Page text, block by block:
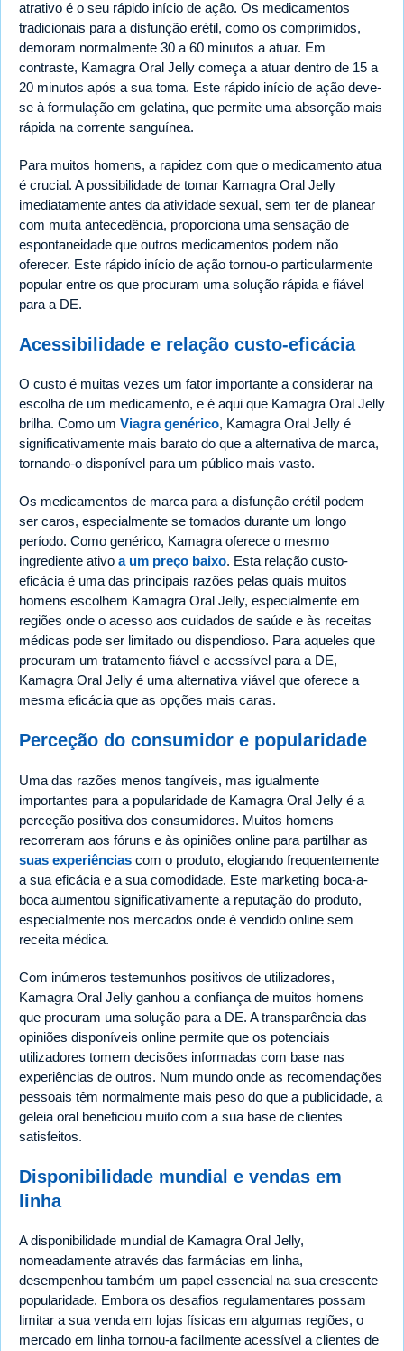
atrativo é o seu rápido início de ação. Os medicamentos
tradicionais para a disfunção erétil, como os comprimidos,
demoram normalmente 30 a 60 minutos a atuar. Em
contraste, Kamagra Oral Jelly começa a atuar dentro de 15 a
20 minutos após a sua toma. Este rápido início de ação deve-
se à formulação em gelatina, que permite uma absorção mais
rápida na corrente sanguínea.
Para muitos homens, a rapidez com que o medicamento atua
é crucial. A possibilidade de tomar Kamagra Oral Jelly
imediatamente antes da atividade sexual, sem ter de planear
com muita antecedência, proporciona uma sensação de
espontaneidade que outros medicamentos podem não
oferecer. Este rápido início de ação tornou-o particularmente
popular entre os que procuram uma solução rápida e fiável
para a DE.
Acessibilidade e relação custo-eficácia
O custo é muitas vezes um fator importante a considerar na
escolha de um medicamento, e é aqui que Kamagra Oral Jelly
brilha. Como um Viagra genérico, Kamagra Oral Jelly é
significativamente mais barato do que a alternativa de marca,
tornando-o disponível para um público mais vasto.
Os medicamentos de marca para a disfunção erétil podem
ser caros, especialmente se tomados durante um longo
período. Como genérico, Kamagra oferece o mesmo
ingrediente ativo a um preço baixo. Esta relação custo-
eficácia é uma das principais razões pelas quais muitos
homens escolhem Kamagra Oral Jelly, especialmente em
regiões onde o acesso aos cuidados de saúde e às receitas
médicas pode ser limitado ou dispendioso. Para aqueles que
procuram um tratamento fiável e acessível para a DE,
Kamagra Oral Jelly é uma alternativa viável que oferece a
mesma eficácia que as opções mais caras.
Perceção do consumidor e popularidade
Uma das razões menos tangíveis, mas igualmente
importantes para a popularidade de Kamagra Oral Jelly é a
perceção positiva dos consumidores. Muitos homens
recorreram aos fóruns e às opiniões online para partilhar as
suas experiências com o produto, elogiando frequentemente
a sua eficácia e a sua comodidade. Este marketing boca-a-
boca aumentou significativamente a reputação do produto,
especialmente nos mercados onde é vendido online sem
receita médica.
Com inúmeros testemunhos positivos de utilizadores,
Kamagra Oral Jelly ganhou a confiança de muitos homens
que procuram uma solução para a DE. A transparência das
opiniões disponíveis online permite que os potenciais
utilizadores tomem decisões informadas com base nas
experiências de outros. Num mundo onde as recomendações
pessoais têm normalmente mais peso do que a publicidade, a
geleia oral beneficiou muito com a sua base de clientes
satisfeitos.
Disponibilidade mundial e vendas em
linha
A disponibilidade mundial de Kamagra Oral Jelly,
nomeadamente através das farmácias em linha,
desempenhou também um papel essencial na sua crescente
popularidade. Embora os desafios regulamentares possam
limitar a sua venda em lojas físicas em algumas regiões, o
mercado em linha tornou-a facilmente acessível a clientes de